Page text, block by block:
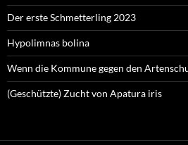
Der erste Schmetterling 2023
Hypolimnas bolina
Wenn die Kommune gegen den
(Geschützte) Zucht von Apatura iris